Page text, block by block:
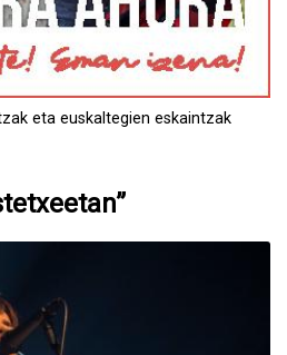
eta euskaltegien eskaintzak